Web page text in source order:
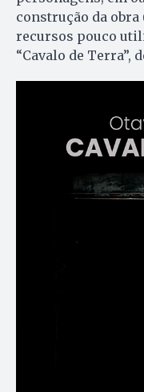
construção da
recursos pouco
“Cavalo de Terra”,